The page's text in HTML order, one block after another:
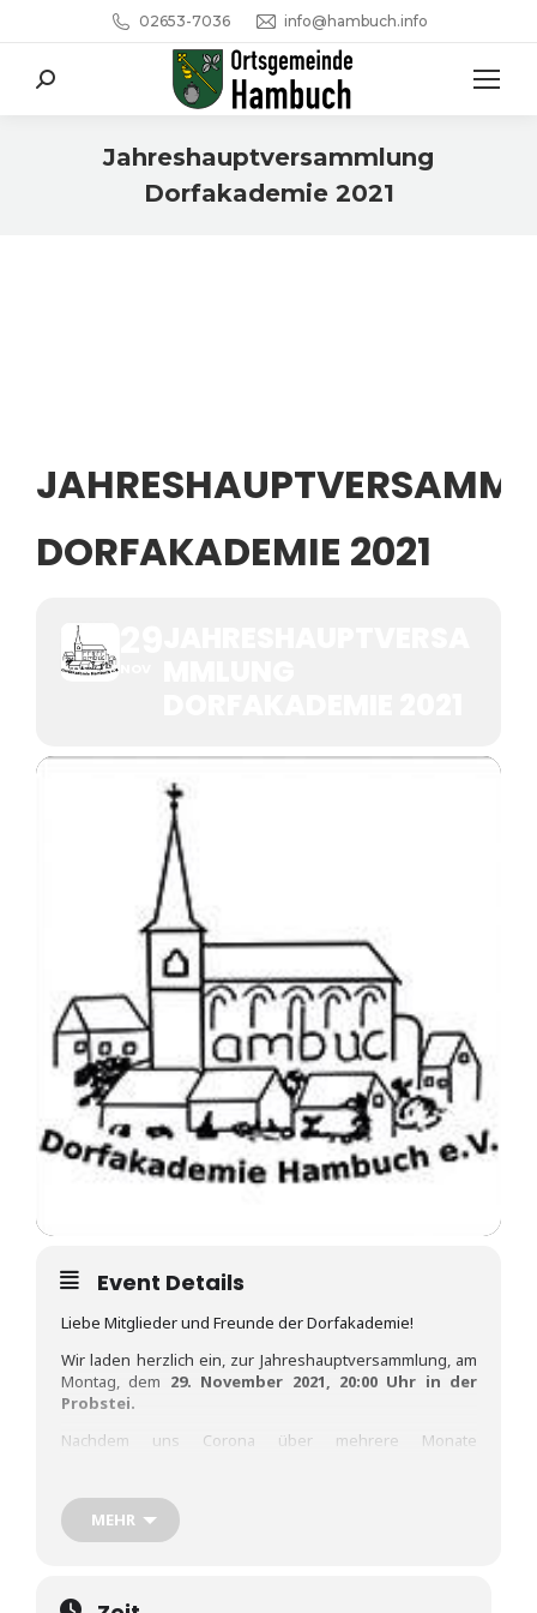
02653-7036 info@hambuch.info
Search:
Jahreshauptversammlung
Dorfakademie 2021
DORFAKADEMIE 2021
Event Details
Liebe Mitglieder und Freunde der Dorfakademie!
Wir laden herzlich ein, zur Jahreshauptversammlung, am
Montag, dem 29. November 2021, 20:00 Uhr in der
Probstei.
Nachdem uns Corona über mehrere Monate
begonnen und die Herausforderung wird sein, unter
noch etwas fragilen Bedingungen ein attraktives
Programm zu erstellen und umzusetzen. Dazu braucht
MEHR